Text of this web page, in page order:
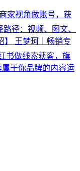
家视角做账号，获
径：视频、图文、
】 王梦珂｜畅销专
书做线索获客，旗
于你品牌的内容运